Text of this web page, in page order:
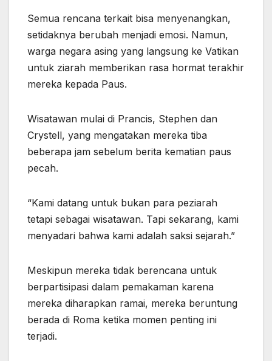
Semua rencana terkait bisa menyenangkan,
setidaknya berubah menjadi emosi. Namun,
warga negara asing yang langsung ke Vatikan
untuk ziarah memberikan rasa hormat terakhir
mereka kepada Paus.
Wisatawan mulai di Prancis, Stephen dan
Crystell, yang mengatakan mereka tiba
beberapa jam sebelum berita kematian paus
pecah.
“Kami datang untuk bukan para peziarah
tetapi sebagai wisatawan. Tapi sekarang, kami
menyadari bahwa kami adalah saksi sejarah.”
Meskipun mereka tidak berencana untuk
berpartisipasi dalam pemakaman karena
mereka diharapkan ramai, mereka beruntung
berada di Roma ketika momen penting ini
terjadi.